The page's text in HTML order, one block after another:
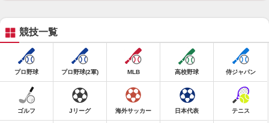
競技一覧
プロ野球 プロ野球(2軍) MLB 高校野球 侍ジャパン
ゴルフ Jリーグ 海外サッカー 日本代表 テニス